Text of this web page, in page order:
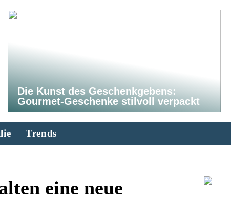
Die Kunst des Geschenkgebens:
Gourmet-Geschenke stilvoll verpackt
Trends
eine neue